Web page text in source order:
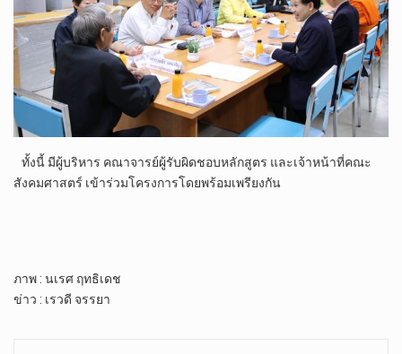
ทั้งนี้ มีผู้บริหาร คณาจารย์ผู้รับผิดชอบหลักสูตร และเจ้าหน้าที่คณะ
สังคมศาสตร์ เข้าร่วมโครงการโดยพร้อมเพรียงกัน
ภาพ : นเรศ ฤทธิเดช
ข่าว : เรวดี จรรยา